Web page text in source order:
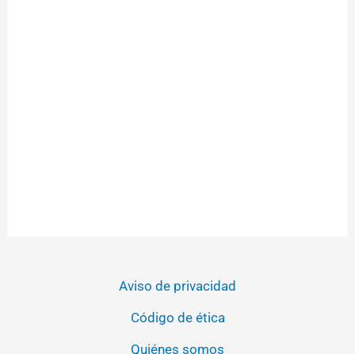
Aviso de privacidad
Código de ética
Quiénes somos